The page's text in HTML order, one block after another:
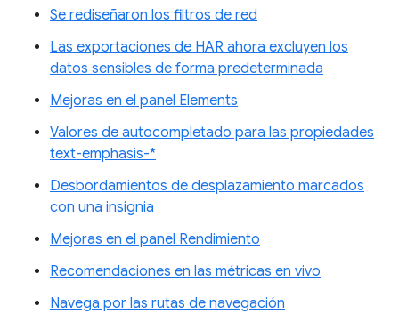
Se rediseñaron los filtros de red
Las exportaciones de HAR ahora excluyen los
datos sensibles de forma predeterminada
Mejoras en el panel Elements
Valores de autocompletado para las propiedades
text-emphasis-*
Desbordamientos de desplazamiento marcados
con una insignia
Mejoras en el panel Rendimiento
Recomendaciones en las métricas en vivo
Navega por las rutas de navegación